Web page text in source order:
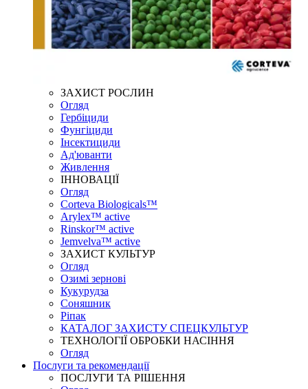
ЗАХИСТ РОСЛИН
Огляд
Гербіциди
Фунгіциди
Інсектициди
Ад'юванти
Живлення
ІННОВАЦІЇ
Огляд
Corteva Biologicals™
Arylex™ active
Rinskor™ active
Jemvelva™ active
ЗАХИСТ КУЛЬТУР
Огляд
Озимі зернові
Кукурудза
Соняшник
Ріпак
КАТАЛОГ ЗАХИСТУ СПЕЦКУЛЬТУР
ТЕХНОЛОГІЇ ОБРОБКИ НАСІННЯ
Огляд
Послуги та рекомендації
ПОСЛУГИ ТА РІШЕННЯ